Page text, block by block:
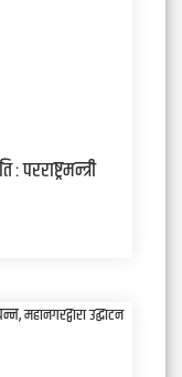
परराष्ट्रमन्त्री